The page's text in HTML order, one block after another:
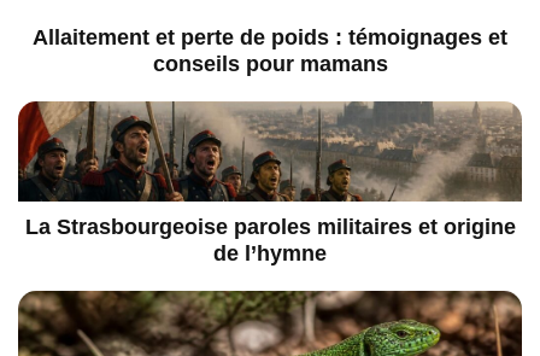
Allaitement et perte de poids : témoignages et
conseils pour mamans
La Strasbourgeoise paroles militaires et origine
de l’hymne